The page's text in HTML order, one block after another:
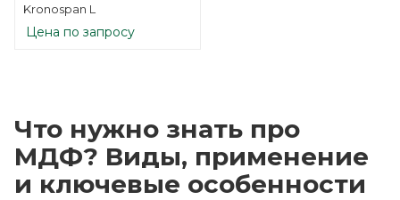
Kronospan L
Цена по запросу
Что нужно знать про
МДФ? Виды, применение
и ключевые особенности